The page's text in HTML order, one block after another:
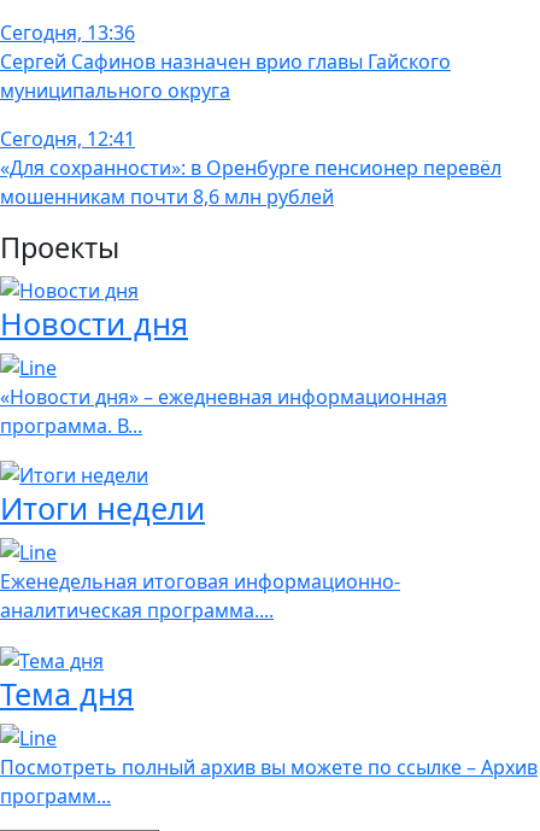
Сегодня, 13:36
Сергей Сафинов назначен врио главы Гайского
муниципального округа
Сегодня, 12:41
«Для сохранности»: в Оренбурге пенсионер перевёл
мошенникам почти 8,6 млн рублей
Проекты
Новости дня
«Новости дня» – ежедневная информационная
программа. В...
Итоги недели
Еженедельная итоговая информационно-
аналитическая программа....
Тема дня
Посмотреть полный архив вы можете по ссылке – Архив
программ...